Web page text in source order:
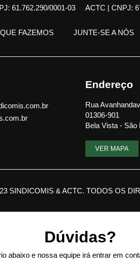
61.762.290/0001-03 ACTC | CNPJ:
FAZEMOS JUNTE-SE A NÓS
Endereço
Rua
01306-901
Bela Vista - São
VER MAPA
SINDICOMIS & ACTC. TODOS OS
Dúvidas?
abaixo e nossa equipe irá entrar em